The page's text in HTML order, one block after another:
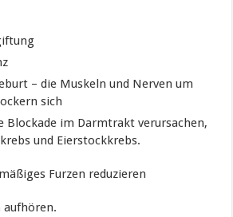
– die Muskeln und Nerven um
sich
Blockade im Darmtrakt verursachen,
und Eierstockkrebs.
Furzen reduzieren
aufhören.